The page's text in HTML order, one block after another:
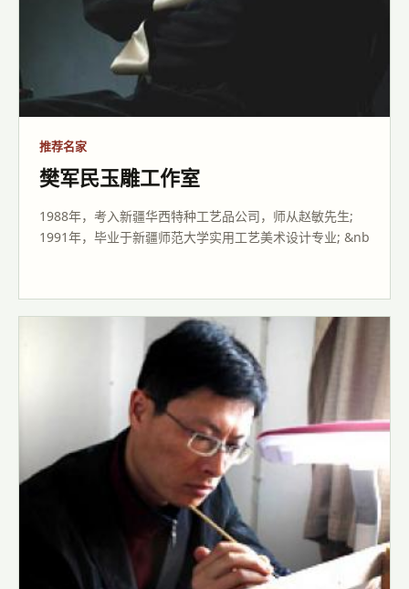
推荐名家
樊军民玉雕工作室
1988年，考入新疆华西特种工艺品公司，师从赵敏先生;
1991年，毕业于新疆师范大学实用工艺美术设计专业; &nb